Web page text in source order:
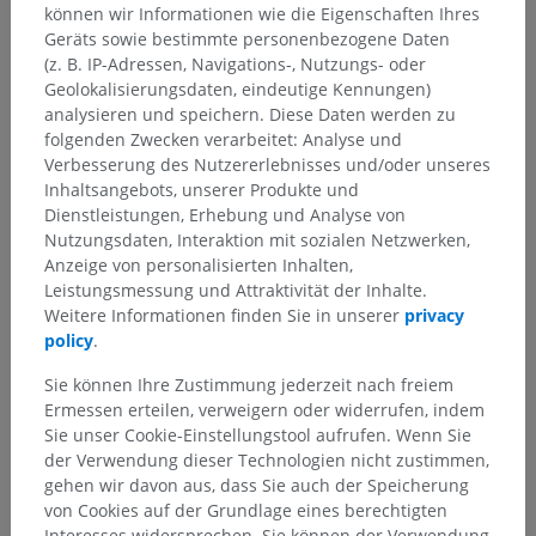
Anatomische Hierarchie
Anatomie des Menschen 1
Systematische Anatomie> Nervensystem>
Zentraler Abschnitt; Zentralnervensystem > Gehirn>
Rautenhirn>
Verlängertes Rückenmark; Nachhirn; Bulbärhirn>
können wir Informationen wie die Eigenschaften Ihres
Geräts sowie bestimmte personenbezogene Daten
(z. B. IP-Adressen, Navigations-, Nutzungs- oder
Geolokalisierungsdaten, eindeutige Kennungen)
analysieren und speichern. Diese Daten werden zu
folgenden Zwecken verarbeitet: Analyse und
Verbesserung des Nutzererlebnisses und/oder unseres
Inhaltsangebots, unserer Produkte und
Dienstleistungen, Erhebung und Analyse von
Nutzungsdaten, Interaktion mit sozialen Netzwerken,
Anzeige von personalisierten Inhalten,
Leistungsmessung und Attraktivität der Inhalte.
Weitere Informationen finden Sie in unserer privacy
policy.
Sie können Ihre Zustimmung jederzeit nach freiem
Ermessen erteilen, verweigern oder widerrufen, indem
Sie unser Cookie-Einstellungstool aufrufen. Wenn Sie
der Verwendung dieser Technologien nicht zustimmen,
gehen wir davon aus, dass Sie auch der Speicherung
von Cookies auf der Grundlage eines berechtigten